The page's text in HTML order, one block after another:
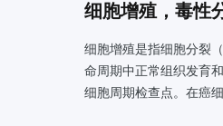
细胞增殖，毒性
细胞增殖是指细胞分裂
命周期中正常组织发育
细胞周期检查点。在癌